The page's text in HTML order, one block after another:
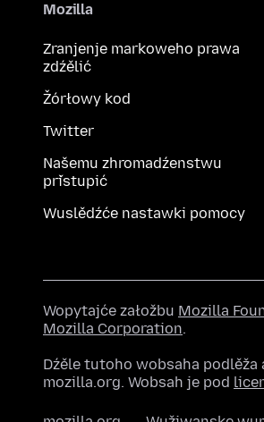
Mozilla
Zranjenje markoweho prawa
zdźělić
Žórłowy kod
Twitter
Našemu zhromadźenstwu
přistupić
Wuslědźće nastawki pomocy
Wopytajće załožbu Mozilla
Mozilla Corporation.
Dźěle tutoho wobsaha
mozilla.org. Wobsah je pod